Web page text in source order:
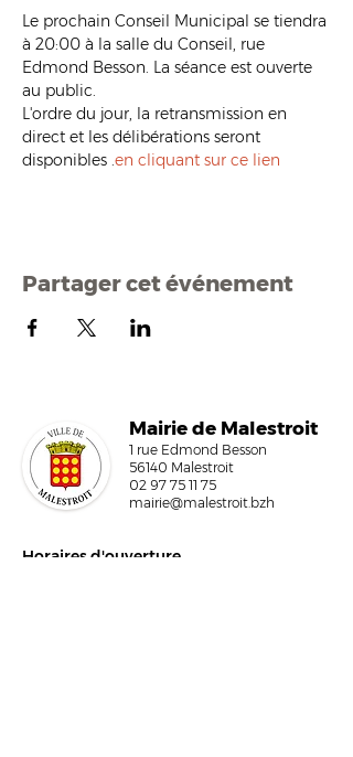
Le prochain Conseil Municipal se tiendra
à 20:00 à la salle du Conseil, rue
Edmond Besson. La séance est ouverte
au public.
L'ordre du jour, la retransmission en
direct et les délibérations seront
disponibles .en cliquant sur ce lien
Partager cet événement
Mairie de Malestroit
1 rue Edmond Besson
56140 Malestroit
02 97 75 11 75
mairie@malestroit.bzh
Horaires d'ouverture